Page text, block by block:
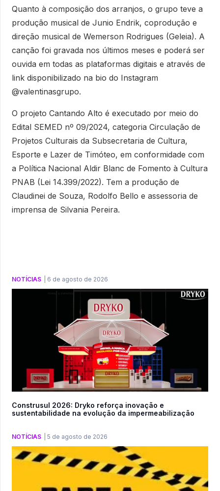
Quanto à composição dos arranjos, o grupo teve a
produção musical de Junio Endrik, coprodução e
direção musical de Wemerson Rodrigues (Geleia). A
canção foi gravada nos últimos meses e poderá ser
ouvida em todas as plataformas digitais e através de
link disponibilizado na bio do Instagram
@valentinasgrupo.
O projeto Cantando Alto é executado por meio do
Edital SEMED nº 09/2024, categoria Circulação de
Projetos Culturais da Subsecretaria de Cultura,
Esporte e Lazer de Timóteo, em conformidade com
a Política Nacional Aldir Blanc de Fomento à Cultura
PNAB (Lei 14.399/2022). Tem a produção de
Claudinei de Souza, Rodolfo Bello e assessoria de
imprensa de Silvania Pereira.
NOTÍCIAS 6 de agosto de 2026
Construsul 2026: Dryko reforça inovação e
sustentabilidade na evolução da impermeabilização
NOTÍCIAS 5 de agosto de 2026